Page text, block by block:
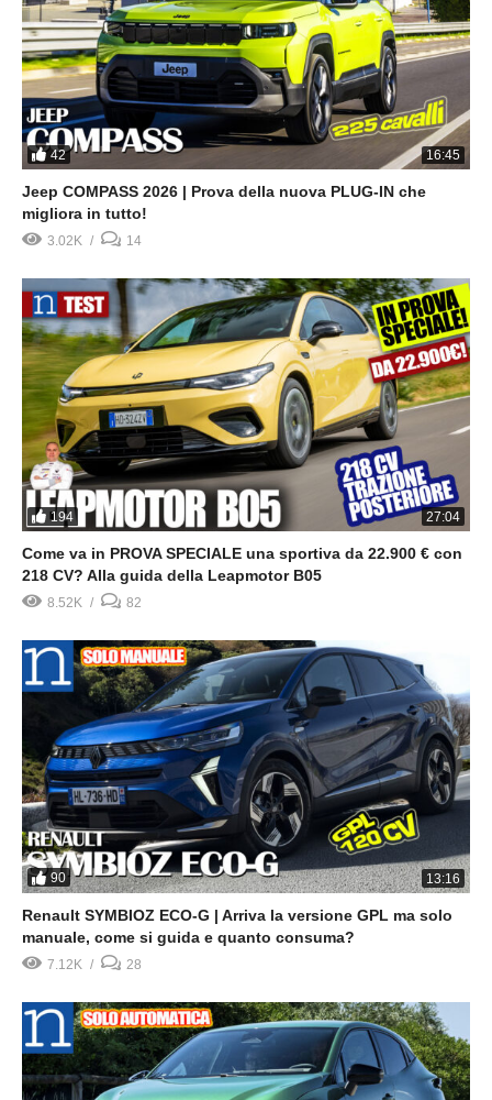
42 16:45
Jeep COMPASS 2026 | Prova della nuova PLUG-IN che
migliora in tutto!
3.02K 14
194 27:04
Come va in PROVA SPECIALE una sportiva da 22.900 € con
218 CV? Alla guida della Leapmotor B05
8.52K 82
90 13:16
Renault SYMBIOZ ECO-G | Arriva la versione GPL ma solo
manuale, come si guida e quanto consuma?
7.12K 28